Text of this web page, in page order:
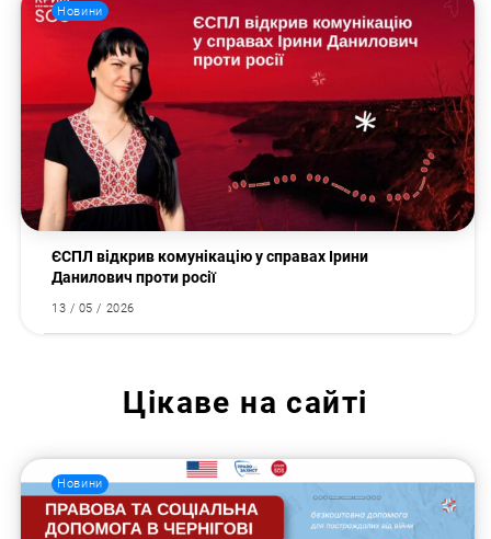
Новини
ЄСПЛ відкрив комунікацію у справах Ірини
Данилович проти росії
13 / 05 / 2026
Цікаве на сайті
Новини